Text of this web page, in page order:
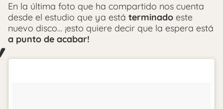
En la última foto que ha compartido nos cuenta
desde el estudio que ya está terminado este
nuevo disco… ¡esto quiere decir que la espera está
a punto de acabar!